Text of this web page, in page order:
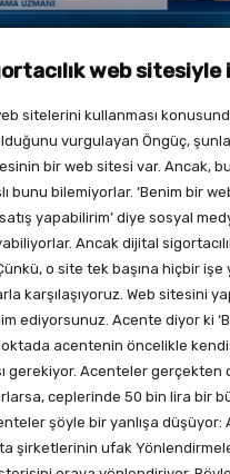
web sitesiyle
sitelerini kullanması
vurgulayan Öngüç,
bir web sitesi var. Ancak,
bunu bilemiyorlar. ‘Benim bir
yapabilirim’ diye sosyal
Ancak dijital
o site tek başına hiçbir işe
karşılaşıyoruz. Web sitesini
ediyorsunuz. Acente diyor ki
acentenin öncelikle
gerekiyor. Acenteler gerçekten
ceplerinde 50 bin lira bir
şöyle bir yanlışa düşüyor:
şirketlerinin ufak